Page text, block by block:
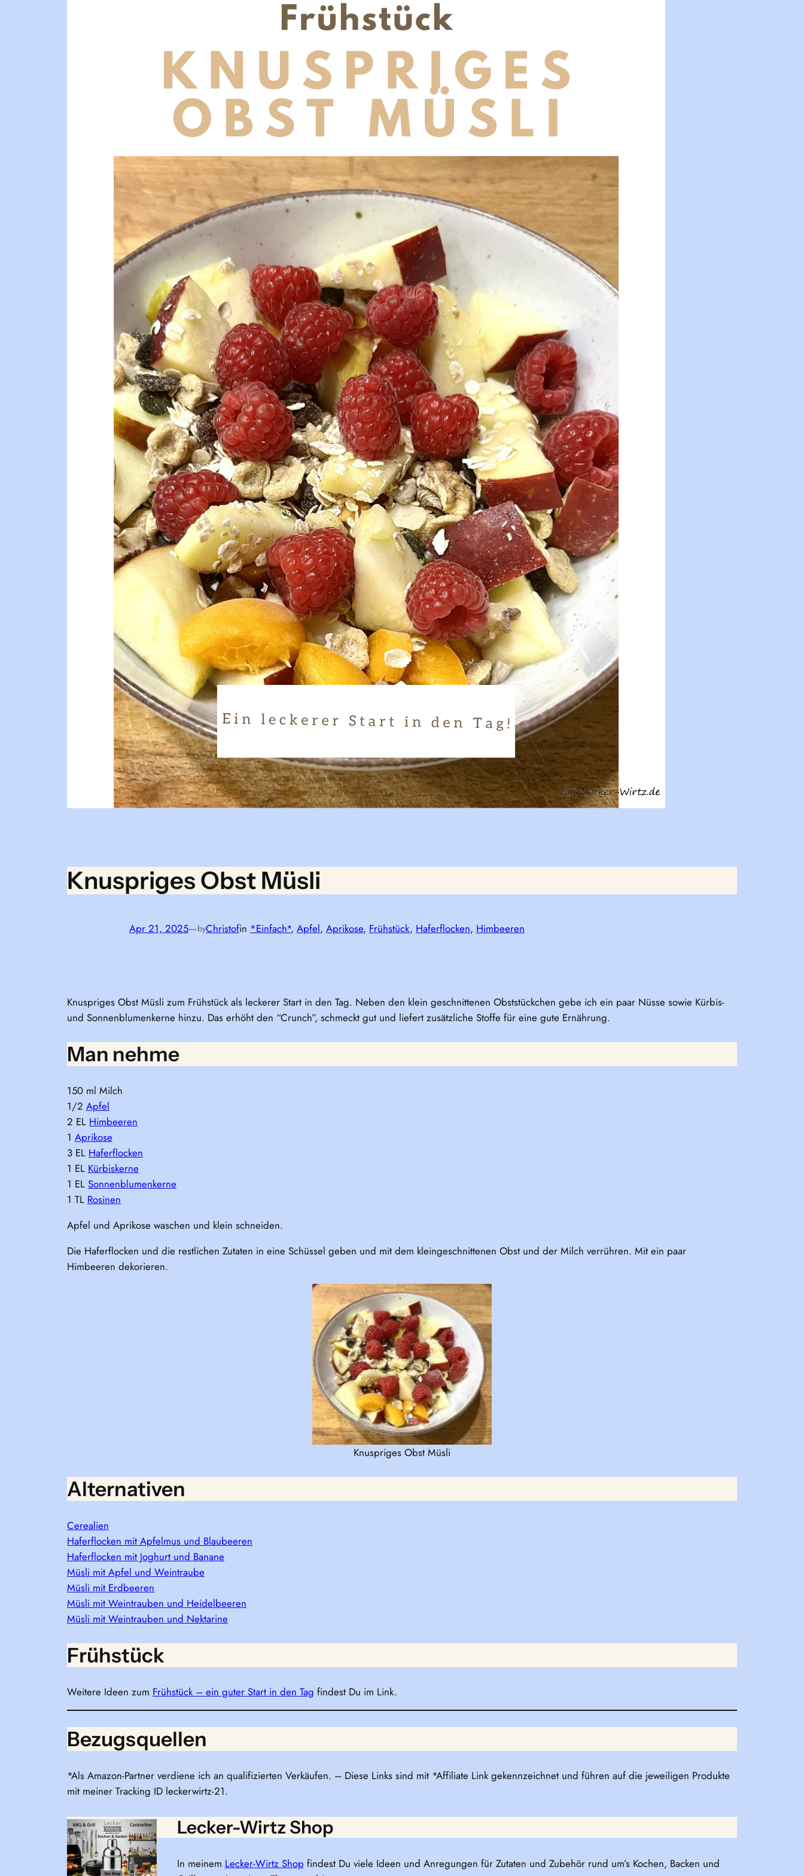
Knuspriges Obst Müsli
Apr 21, 2025—byChristofin *Einfach*, Apfel, Aprikose, Frühstück, Haferflocken, Himbeeren
Knuspriges Obst Müsli zum Frühstück als leckerer Start in den Tag. Neben den klein geschnittenen Obststückchen gebe ich ein paar Nüsse sowie Kürbis-
und Sonnenblumenkerne hinzu. Das erhöht den “Crunch”, schmeckt gut und liefert zusätzliche Stoffe für eine gute Ernährung.
Man nehme
150 ml Milch
1/2 Apfel
2 EL Himbeeren
1 Aprikose
3 EL Haferflocken
1 EL Kürbiskerne
1 EL Sonnenblumenkerne
1 TL Rosinen
Apfel und Aprikose waschen und klein schneiden.
Die Haferflocken und die restlichen Zutaten in eine Schüssel geben und mit dem kleingeschnittenen Obst und der Milch verrühren. Mit ein paar
Himbeeren dekorieren.
Knuspriges Obst Müsli
Alternativen
Cerealien
Haferflocken mit Apfelmus und Blaubeeren
Haferflocken mit Joghurt und Banane
Müsli mit Apfel und Weintraube
Müsli mit Erdbeeren
Müsli mit Weintrauben und Heidelbeeren
Müsli mit Weintrauben und Nektarine
Frühstück
Weitere Ideen zum Frühstück – ein guter Start in den Tag findest Du im Link.
Bezugsquellen
*Als Amazon-Partner verdiene ich an qualifizierten Verkäufen. – Diese Links sind mit *Affiliate Link gekennzeichnet und führen auf die jeweiligen Produkte
mit meiner Tracking ID leckerwirtz-21.
Lecker-Wirtz Shop
In meinem Lecker-Wirtz Shop findest Du viele Ideen und Anregungen für Zutaten und Zubehör rund um’s Kochen, Backen und